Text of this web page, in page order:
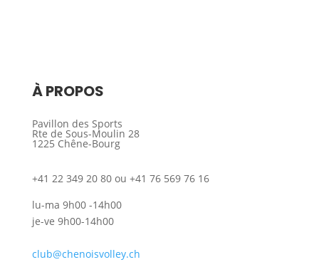
À PROPOS
Pavillon des Sports
Rte de Sous-Moulin 28
1225 Chêne-Bourg
+41 22 349 20 80 ou +41 76 569 76 16
lu-ma 9h00 -14h00
je-ve 9h00-14h00
club@chenoisvolley.ch